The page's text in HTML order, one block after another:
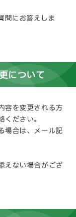
問にお答えしま
について
容を変更される方
ください。
場合は、メール記
えない場合がござ